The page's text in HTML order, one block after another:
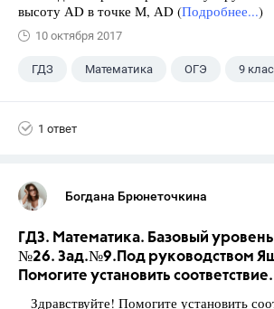
высоту АD в точке М, АD (Подробнее...)
10 октября 2017
ГДЗ Математика ОГЭ 9
1 ответ
Богдана Брюнеточкина
ГДЗ. Математика. Базовый
№26. Зад.№9.Под руководством
Помогите установить соответствие.
Здравствуйте! Помогите установить